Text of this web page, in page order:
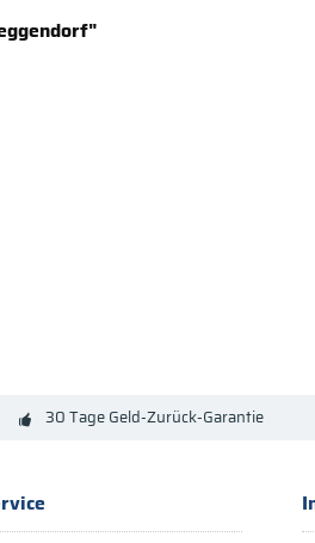
30 Tage Geld-Zurück-Garantie